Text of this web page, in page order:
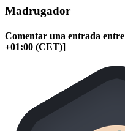
Madrugador
Comentar una entrada
+01:00 (CET)]